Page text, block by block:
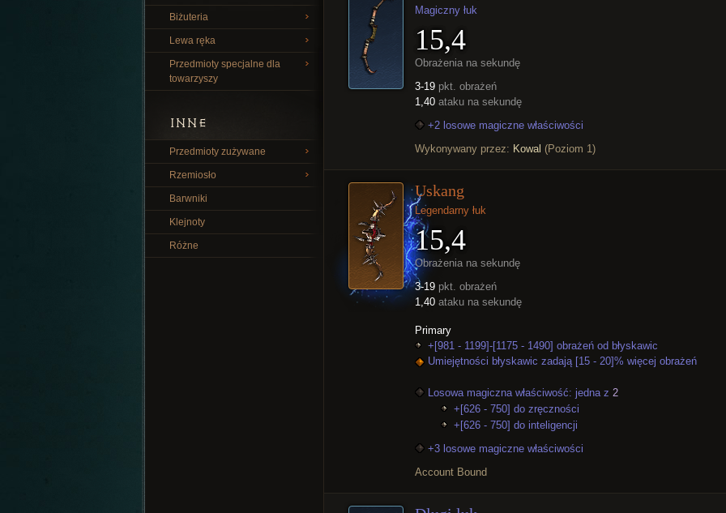
Biżuteria
Lewa ręka
Przedmioty specjalne dla
towarzyszy
INNE
Przedmioty zużywane
Rzemiosło
Barwniki
Klejnoty
Różne
Magiczny łuk
15,4
Obrażenia na sekundę
3-19 pkt. obrażeń
1,40 ataku na sekundę
+2 losowe magiczne właściwości
Wykonywany przez: Kowal (Poziom 1)
Uskang
Legendarny łuk
15,4
Obrażenia na sekundę
3-19 pkt. obrażeń
1,40 ataku na sekundę
Primary
+[981 - 1199]-[1175 - 1490] obrażeń od błyskawic
Umiejętności błyskawic zadają [15 - 20]% więcej obrażeń
Losowa magiczna właściwość: jedna z 2
+[626 - 750] do zręczności
+[626 - 750] do inteligencji
+3 losowe magiczne właściwości
Account Bound